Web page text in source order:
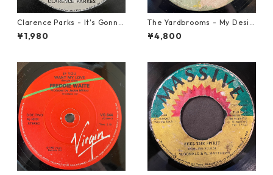
Clarence Parks - It's Gonna
Take A Miracle【7-21096】
¥1,980
The Yardbrooms - My Desir
e【7-21922】
¥4,800